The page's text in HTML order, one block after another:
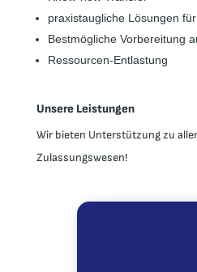
praxistaugliche Lösungen
Bestmögliche Vorbereitung
Ressourcen-Entlastung
Unsere Leistungen
Wir bieten Unterstützung zu
Zulassungswesen!